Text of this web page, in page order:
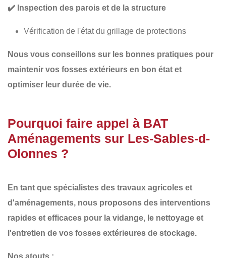
✔️ Inspection des parois et de la structure
Vérification de l'état du grillage de protections
Nous vous conseillons sur les bonnes pratiques pour
maintenir vos fosses extérieurs en bon état et
optimiser leur durée de vie.
Pourquoi faire appel à BAT
Aménagements sur Les-Sables-d-
Olonnes ?
En tant que spécialistes des travaux agricoles et
d'aménagements, nous proposons des interventions
rapides et efficaces pour la vidange, le nettoyage et
l'entretien de vos fosses extérieures de stockage.
Nos atouts :